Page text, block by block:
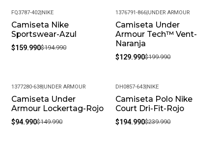
-18%
FQ3787-402|NIKE
Camiseta Nike
Sportswear-Azul
$159.990$194.990
-35%
1376791-866|UNDER ARMOUR
Camiseta Under
Armour Tech™ Vent-
Naranja
$129.990$199.990
-37%
1377280-638|UNDER ARMOUR
Camiseta Under
Armour Lockertag-Rojo
$94.990$149.990
-19%
DH0857-643|NIKE
Camiseta Polo Nike
Court Dri-Fit-Rojo
$194.990$239.990